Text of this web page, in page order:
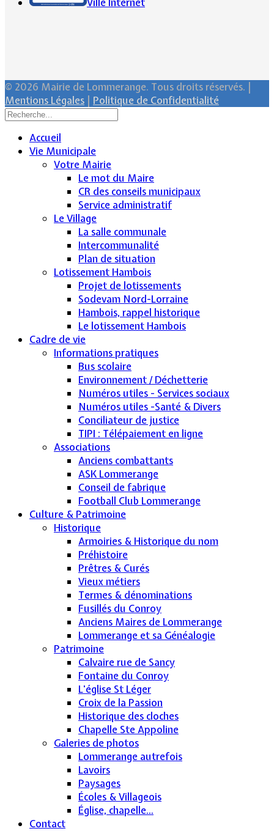
© 2026 Mairie de Lommerange. Tous droits réservés. |
Mentions Légales
Politique de Confidentialité
Accueil
Vie Municipale
Votre Mairie
Le mot du Maire
CR des conseils municipaux
Service administratif
Le Village
La salle communale
Intercommunalité
Plan de situation
Lotissement Hambois
Projet de lotissements
Sodevam Nord-Lorraine
Hambois, rappel historique
Le lotissement Hambois
Cadre de vie
Informations pratiques
Bus scolaire
Environnement / Déchetterie
Numéros utiles - Services sociaux
Numéros utiles -Santé & Divers
Conciliateur de justice
TIPI : Télépaiement en ligne
Associations
Anciens combattants
ASK Lommerange
Conseil de fabrique
Football Club Lommerange
Culture & Patrimoine
Historique
Armoiries & Historique du nom
Préhistoire
Prêtres & Curés
Vieux métiers
Termes & dénominations
Fusillés du Conroy
Anciens Maires de Lommerange
Lommerange et sa Généalogie
Patrimoine
Calvaire rue de Sancy
Fontaine du Conroy
L'église St Léger
Croix de la Passion
Historique des cloches
Chapelle Ste Appoline
Galeries de photos
Lommerange autrefois
Lavoirs
Paysages
Écoles & Villageois
Église, chapelle...
Contact